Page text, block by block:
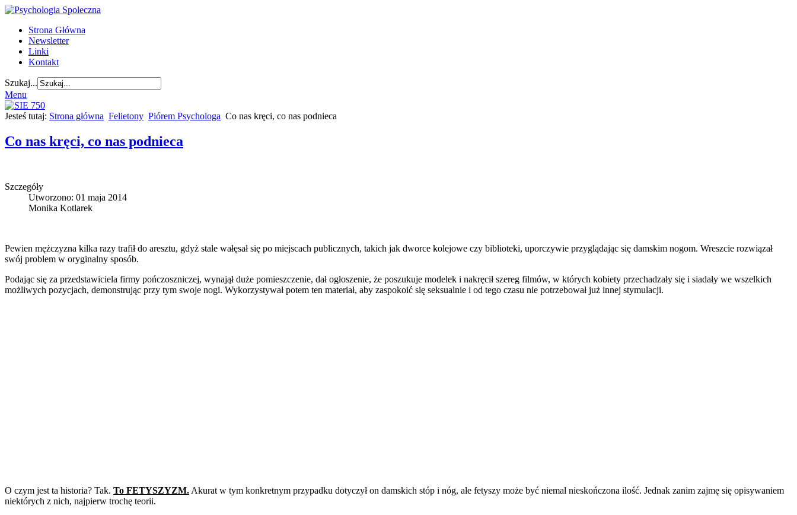
Strona Główna
Newsletter
Linki
Kontakt
Szukaj...
Menu
Jesteś tutaj: Strona główna Felietony Piórem Psychologa Co nas kręci, co nas podnieca
Co nas kręci, co nas podnieca
Szczegóły
Utworzono: 01 maja 2014
Monika Kotlarek
Pewien mężczyzna kilka razy trafił do aresztu, gdyż stale wałęsał się po miejscach publicznych, takich jak dworce kolejowe czy biblioteki, uporczywie przyglądając się damskim nogom. Wreszcie rozwiązał
swój problem w oryginalny sposób.
Podając się za przedstawiciela firmy pończoszniczej, wynajął duże pomieszczenie, dał ogłoszenie, że poszukuje modelek i nakręcił szereg filmów, w których kobiety przechadzały się i siadały we wszelkich
możliwych pozycjach, demonstrując przy tym swoje nogi. Wykorzystywał potem ten materiał, aby zaspokoić się seksualnie i od tego czasu nie potrzebował już innej stymulacji.
O czym jest ta historia? Tak. To FETYSZYZM. Akurat w tym konkretnym przypadku dotyczył on damskich stóp i nóg, ale fetyszy może być niemal nieskończona ilość. Jednak zanim zajmę się opisywaniem
niektórych z nich, najpierw trochę teorii.